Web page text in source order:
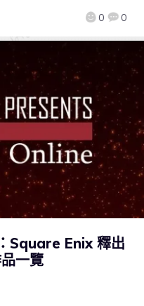
0 0
Square Enix 釋出
一覽